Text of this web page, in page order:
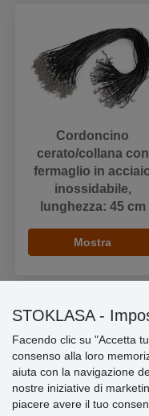
Cordoncino
cerato/collana con
fermaglio in
inossidabile,
lunghezza: 45 cm
Mostra
Informazioni
» Impostazioni dei
» Termini & Condizioni
» Informativa sulla
STOKLASA -
Facendo clic su "Accetta
consenso alla loro
aiuta con la navigazione
nostre iniziative di
piacere avere il tuo